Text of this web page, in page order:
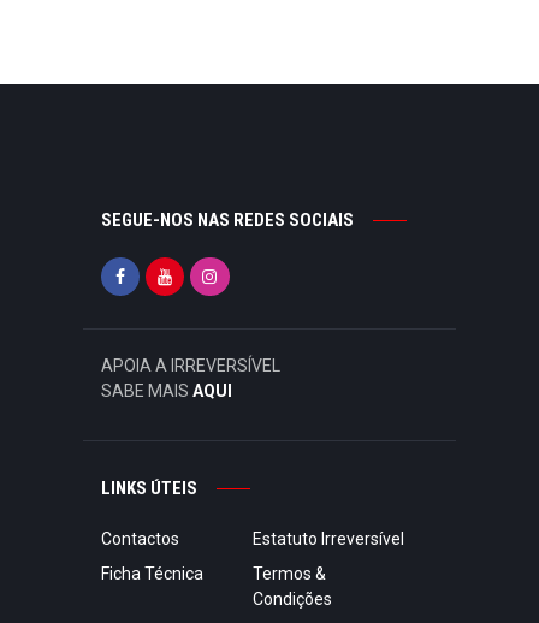
SEGUE-NOS NAS REDES SOCIAIS
APOIA A IRREVERSÍVEL
SABE MAIS AQUI
LINKS ÚTEIS
Contactos
Estatuto Irreversível
Ficha Técnica
Termos &
Condições